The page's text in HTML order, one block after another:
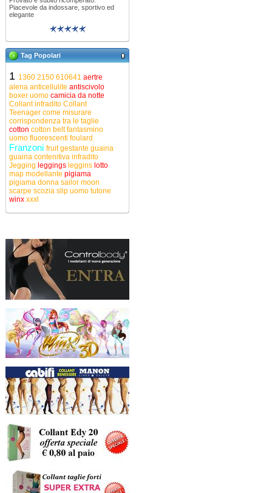
Piacevole da indossare, sportivo ed
elegante
Tag Popolari
1 1360 2150 610641 aertre
alena anticellulite antiscivolo
boxer uomo camicia da notte
Collant infradito Collant
Teenager come misurare
corrispondenza tra le taglie
cotton cotton beltfantasmino
uomo fluorescenti foulard
Franzoni fruitgestante guaina
guaina contenitiva infradito
Jegging leggings leggins lotto
map modellante pigiama
pigiama donna sailor moon
scarpe scozia slip uomo tutone
winx xxxl